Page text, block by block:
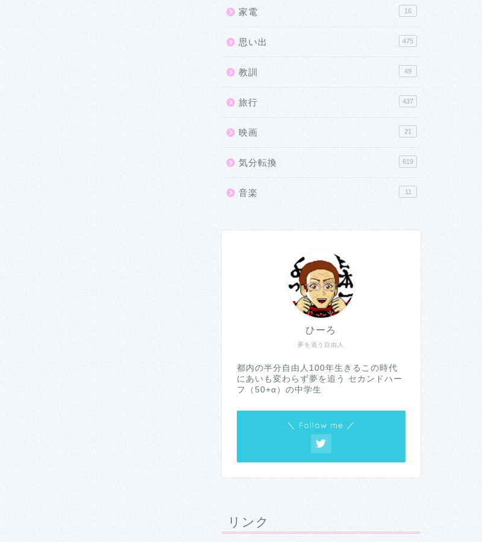
家電 16
思い出 475
教訓 49
旅行 437
映画 21
気分転換 619
音楽 11
夢を追う自由人
ひーろ
都内の半分自由人100年生きるこの時代
にあいも変わらず夢を追う セカンドハー
フ（50+α）の中学生
＼ Follow me ／
リンク